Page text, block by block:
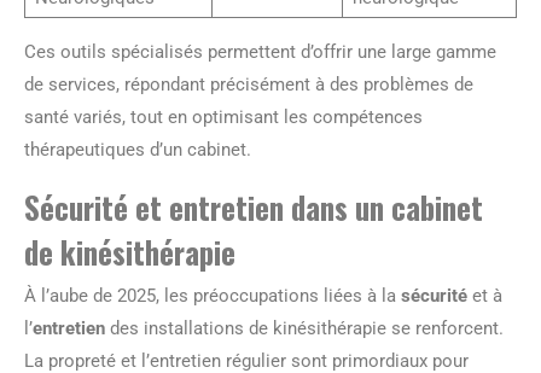
Ces outils spécialisés permettent d’offrir une large gamme
de services, répondant précisément à des problèmes de
santé variés, tout en optimisant les compétences
thérapeutiques d’un cabinet.
Sécurité et entretien dans un cabinet
de kinésithérapie
À l’aube de 2025, les préoccupations liées à la sécurité et à
l’entretien des installations de kinésithérapie se renforcent.
La propreté et l’entretien régulier sont primordiaux pour